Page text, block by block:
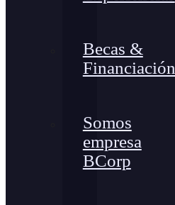
Becas &
Financiación
Somos
empresa
BCorp